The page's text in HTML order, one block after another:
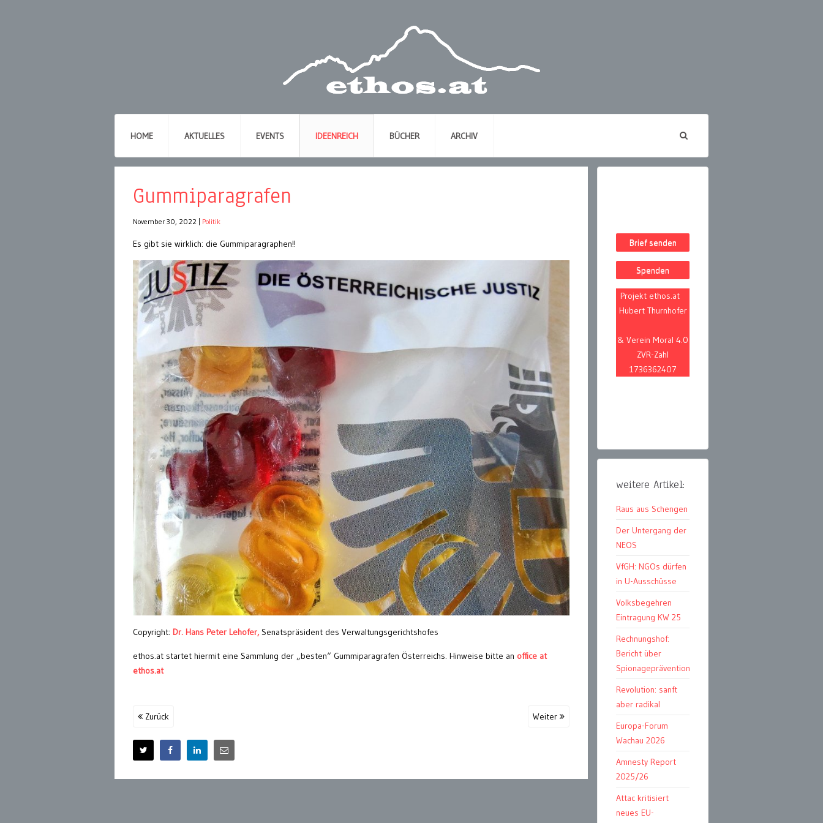
HOME AKTUELLES EVENTS IDEENREICH BÜCHER ARCHIV
Gummiparagrafen
November 30, 2022 Politik
Es gibt sie wirklich: die Gummiparagraphen!!
Copyright: Dr. Hans Peter Lehofer, Senatspräsident des Verwaltungsgerichtshofes
ethos.at startet hiermit eine Sammlung der „besten“ Gummiparagrafen Österreichs. Hinweise bitte an office at
ethos.at
Zurück Weiter
Brief senden
Spenden
Projekt ethos.at
Hubert Thurnhofer
& Verein Moral 4.0
ZVR-Zahl
1736362407
weitere Artikel:
Raus aus Schengen
Der Untergang der
NEOS
VfGH: NGOs dürfen
in U-Ausschüsse
Volksbegehren
Eintragung KW 25
Rechnungshof:
Bericht über
Spionageprävention
Revolution: sanft
aber radikal
Europa-Forum
Wachau 2026
Amnesty Report
2025/26
Attac kritisiert
neues EU-